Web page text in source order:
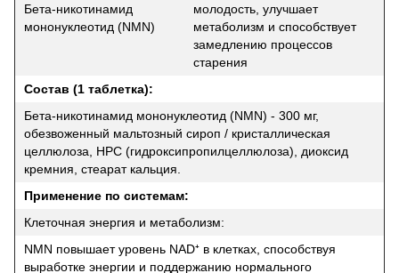
Бета-никотинамид
мононуклеотид (NMN)
молодость, улучшает
метаболизм и способствует
замедлению процессов
старения
Состав (1 таблетка):
Бета-никотинамид мононуклеотид (NMN) - 300 мг,
обезвоженный мальтозный сироп / кристаллическая
целлюлоза, HPC (гидроксипропилцеллюлоза), диоксид
кремния, стеарат кальция.
Применение по системам:
Клеточная энергия и метаболизм:
NMN повышает уровень NAD⁺ в клетках, способствуя
выработке энергии и поддержанию нормального